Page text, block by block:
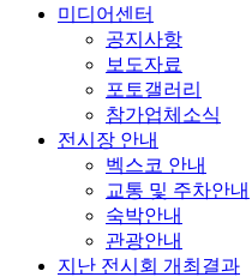
미디어센터
공지사항
보도자료
포토갤러리
참가업체소식
전시장 안내
벡스코 안내
교통 및 주차안내
숙박안내
관광안내
지난 전시회 개최결과